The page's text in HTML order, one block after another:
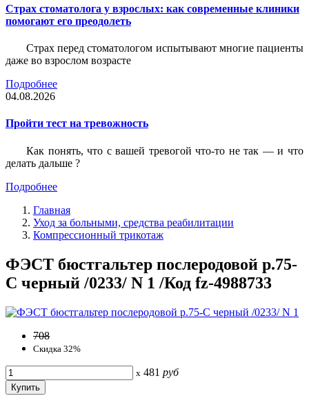
Страх стоматолога у взрослых: как современные клиники
помогают его преодолеть
Страх перед стоматологом испытывают многие пациенты
даже во взрослом возрасте
Подробнее
04.08.2026
Пройти тест на тревожность
Как понять, что с вашей тревогой что-то не так — и что
делать дальше ?
Подробнее
Главная
Уход за больными, средства реабилитации
Компрессионный трикотаж
ФЭСТ бюстгальтер послеродовой р.75-
C черный /0233/ N 1 /Код fz-4988733
708
Скидка 32%
x 481 руб